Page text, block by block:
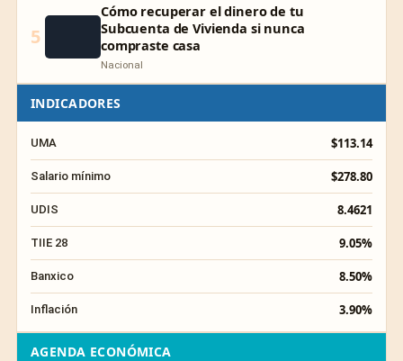
5
Cómo recuperar el dinero de tu
Subcuenta de Vivienda si nunca
compraste casa
Nacional
INDICADORES
UMA $113.14
Salario mínimo $278.80
UDIS 8.4621
TIIE 28 9.05%
Banxico 8.50%
Inflación 3.90%
AGENDA ECONÓMICA